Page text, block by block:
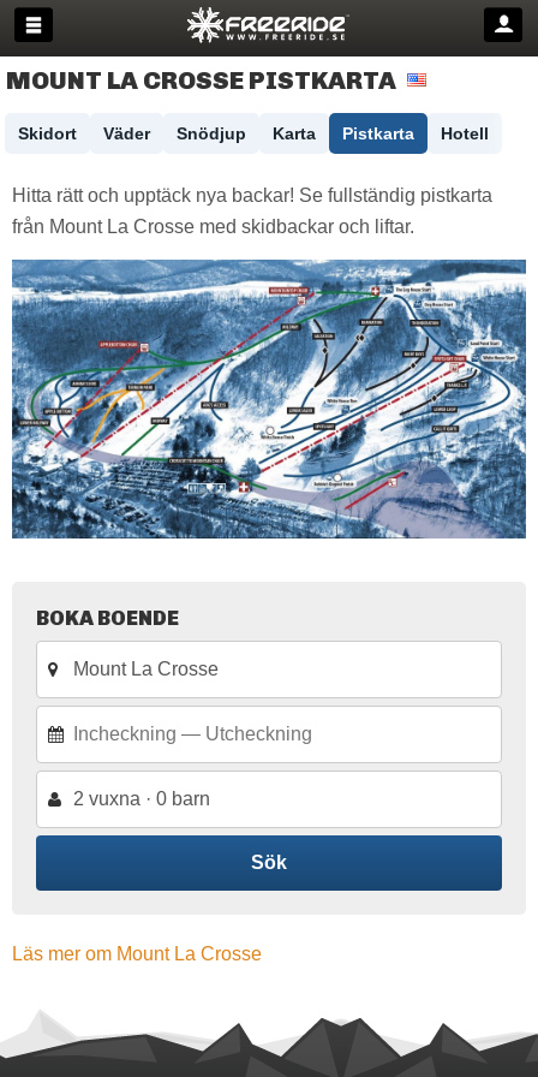
MOUNT LA CROSSE PISTKARTA
Skidort Väder Snödjup Karta Pistkarta Hotell
Hitta rätt och upptäck nya backar! Se fullständig pistkarta
från Mount La Crosse med skidbackar och liftar.
BOKA BOENDE
2 vuxna · 0 barn
Sök
Läs mer om Mount La Crosse